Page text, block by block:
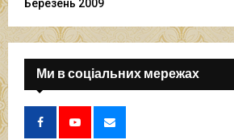
Березень 2009
Ми в соціальних мережах